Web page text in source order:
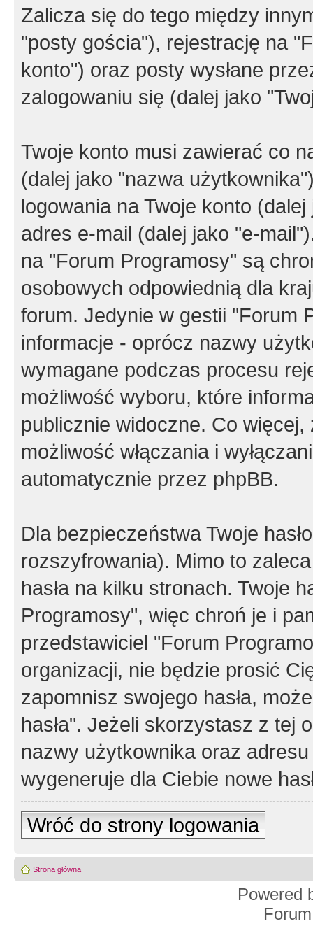
Zalicza się do tego między
"posty gościa"), rejestrację na
konto") oraz posty wysłane
zalogowaniu się (dalej jako
Twoje konto musi zawierać co
(dalej jako "nazwa
logowania na Twoje konto
adres e-mail (dalej jako "e-
na "Forum Programosy" są
osobowych odpowiednią dla
forum. Jedynie w gestii "Forum
informacje - oprócz nazwy
wymagane podczas procesu
możliwość wyboru, które
publicznie widoczne. Co
możliwość włączania i
automatycznie przez phpBB.
Dla bezpieczeństwa Twoje
rozszyfrowania). Mimo to
hasła na kilku stronach. Twoje
Programosy", więc chroń je i
przedstawiciel "Forum
organizacji, nie będzie prosić
zapomnisz swojego hasła,
hasła". Jeżeli skorzystasz z tej
nazwy użytkownika oraz
wygeneruje dla Ciebie nowe
Wróć do strony logowania
Strona główna
Powered